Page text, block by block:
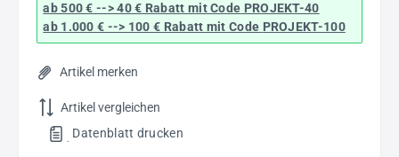
ab 500 € --> 40 € Rabatt mit Code PROJEKT-40
ab 1.000 € --> 100 € Rabatt mit Code PROJEKT-100
Artikel merken
Artikel vergleichen
. Datenblatt drucken